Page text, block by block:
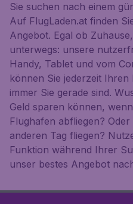
Sie suchen nach einem
Auf FlugLaden.at finden
Angebot. Egal ob
unterwegs: unsere
Handy, Tablet und vom
können Sie jederzeit
immer Sie gerade sind.
Geld sparen können,
Flughafen abfliegen?
anderen Tag fliegen?
Funktion während Ihrer
unser bestes Angebot